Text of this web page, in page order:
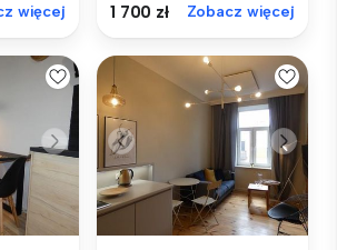
więcej 1 700 zł Zobacz więcej